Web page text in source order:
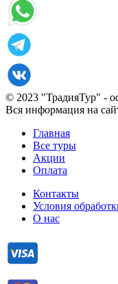
© 2023 "ТрадияТур" -
Вся информация на
Главная
Все туры
Акции
Оплата
Контакты
Условия
О нас